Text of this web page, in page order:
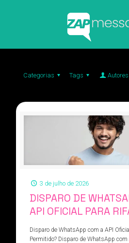
Categorias Tags Autores
3 de julho de 2026
DISPARO DE
API OFICIAL PARA
Disparo de WhatsApp com a API
Permitido? Disparo de WhatsApp com